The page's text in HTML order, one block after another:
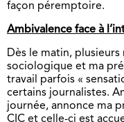
façon péremptoire.
Ambivalence face à
Dès le matin,
sociologique et ma
travail parfois «
certains journalistes.
journée, annonce ma
CIC et celle-ci est